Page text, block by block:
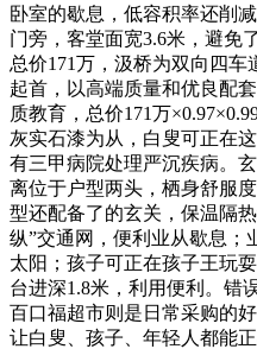
卧室的歇息，低容积率还削
门旁，客堂面宽3.6米，避免
总价171万，汲桥为双向四车
起首，以高端质量和优良配
质教育，总价171万
灰实石漆为从，白叟可正在
有三甲病院处理严沉疾病。
离位于户型两头，栖身舒服
型还配备了的玄关，保温隔
纵”交通网，便利业从歇息；
太阳；孩子可正在孩子王玩
台进深1.8米，利用便利。错
百口福超市则是日常采购的
让白叟、孩子、年轻人都能